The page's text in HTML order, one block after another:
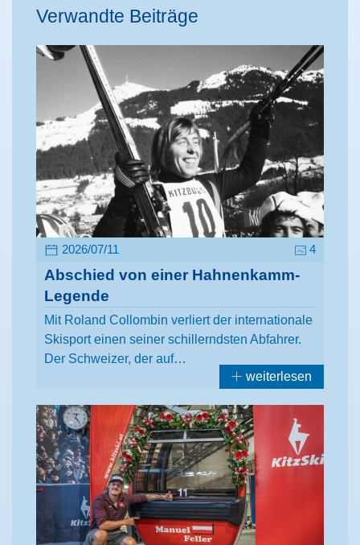
Verwandte Beiträge
2026/07/11 4
Abschied von einer Hahnenkamm-
Legende
Mit Roland Collombin verliert der internationale
Skisport einen seiner schillerndsten Abfahrer.
Der Schweizer, der auf…
weiterlesen